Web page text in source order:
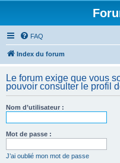
FAQ
Index du forum
Le forum exige que vous
pouvoir consulter le profil
Nom d’utilisateur :
Mot de passe :
J’ai oublié mon mot de passe